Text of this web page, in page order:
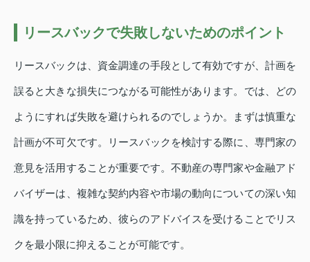
リースバックで失敗しないためのポイント
リースバックは、資金調達の手段として有効ですが、計画を
誤ると大きな損失につながる可能性があります。では、どの
ようにすれば失敗を避けられるのでしょうか。まずは慎重な
計画が不可欠です。リースバックを検討する際に、専門家の
意見を活用することが重要です。不動産の専門家や金融アド
バイザーは、複雑な契約内容や市場の動向についての深い知
識を持っているため、彼らのアドバイスを受けることでリス
クを最小限に抑えることが可能です。